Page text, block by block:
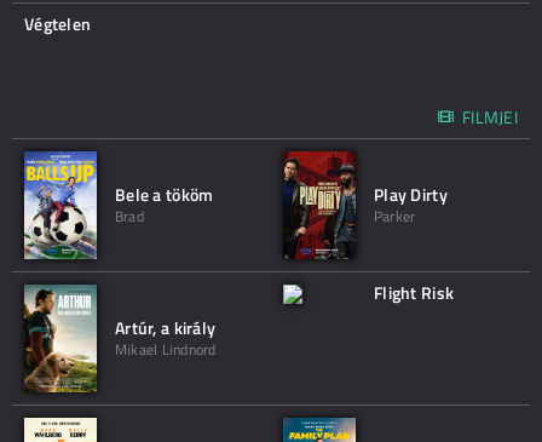
Végtelen
FILMJEI
Bele a tököm
Brad
Play Dirty
Parker
Artúr, a király
Mikael Lindnord
Flight Risk